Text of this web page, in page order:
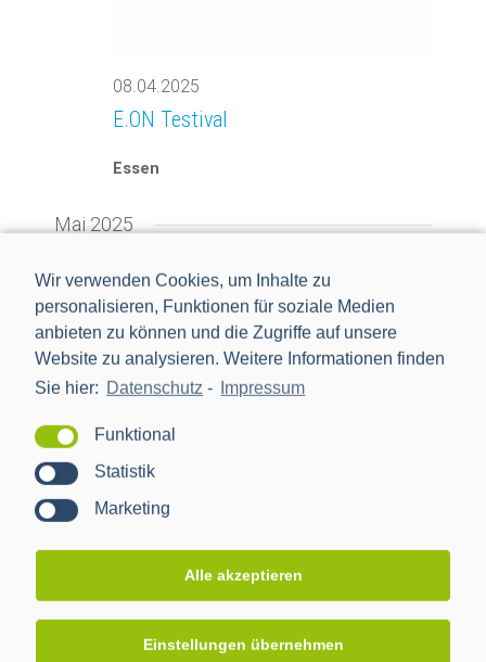
Wir verwenden Cookies, um Inhalte zu
personalisieren, Funktionen für soziale Medien
anbieten zu können und die Zugriffe auf unsere
Website zu analysieren. Weitere Informationen finden
Sie hier: Datenschutz - Impressum
Funktional
Statistik
Marketing
Alle akzeptieren
Einstellungen übernehmen
08.04.2025
E.ON Testival
Essen
Mai 2025
7
07.05.2025
The smarter E Europe 2025